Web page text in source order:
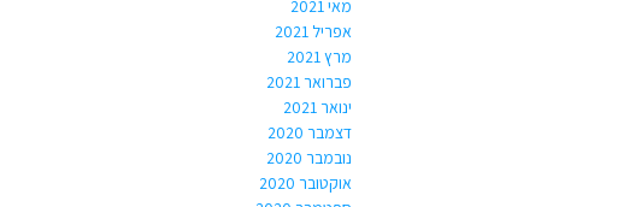
מאי 2021
אפריל 2021
מרץ 2021
פברואר 2021
ינואר 2021
דצמבר 2020
נובמבר 2020
אוקטובר 2020